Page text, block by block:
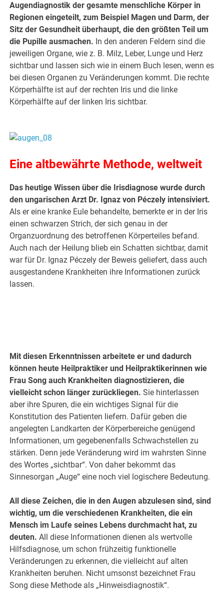
Augendiagnostik der gesamte menschliche Körper in
Regionen eingeteilt, zum Beispiel Magen und Darm, der
Sitz der Gesundheit überhaupt, die den größten Teil um
die Pupille ausmachen. In den anderen Feldern sind die
jeweiligen Organe, wie z. B. Milz, Leber, Lunge und Herz
sichtbar und lassen sich wie in einem Buch lesen, wenn es
bei diesen Organen zu Veränderungen kommt. Die rechte
Körperhälfte ist auf der rechten Iris und die linke
Körperhälfte auf der linken Iris sichtbar.
Eine altbewährte Methode, weltweit
Das heutige Wissen über die Irisdiagnose wurde durch
den ungarischen Arzt Dr. Ignaz von Péczely intensiviert.
Als er eine kranke Eule behandelte, bemerkte er in der Iris
einen schwarzen Strich, der sich genau in der
Organzuordnung des betroffenen Körperteiles befand.
Auch nach der Heilung blieb ein Schatten sichtbar, damit
war für Dr. Ignaz Péczely der Beweis geliefert, dass auch
ausgestandene Krankheiten ihre Informationen zurück
lassen.
Mit diesen Erkenntnissen arbeitete er und dadurch
können heute Heilpraktiker und Heilpraktikerinnen wie
Frau Song auch Krankheiten diagnostizieren, die
vielleicht schon länger zurückliegen. Sie hinterlassen
aber ihre Spuren, die ein wichtiges Signal für die
Konstitution des Patienten liefern. Dafür geben die
angelegten Landkarten der Körperbereiche genügend
Informationen, um gegebenenfalls Schwachstellen zu
stärken. Denn jede Veränderung wird im wahrsten Sinne
des Wortes „sichtbar“. Von daher bekommt das
Sinnesorgan „Auge“ eine noch viel logischere Bedeutung.
All diese Zeichen, die in den Augen abzulesen sind, sind
wichtig, um die verschiedenen Krankheiten, die ein
Mensch im Laufe seines Lebens durchmacht hat, zu
deuten. All diese Informationen dienen als wertvolle
Hilfsdiagnose, um schon frühzeitig funktionelle
Veränderungen zu erkennen, die vielleicht auf alten
Krankheiten beruhen. Nicht umsonst bezeichnet Frau
Song diese Methode als „Hinweisdiagnostik“.